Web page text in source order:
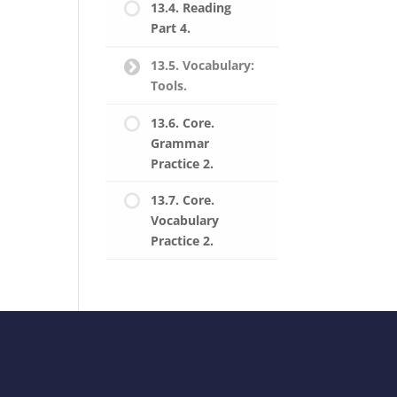
13.4. Reading
Part 4.
13.5. Vocabulary:
Tools.
13.6. Core.
Grammar
Practice 2.
13.7. Core.
Vocabulary
Practice 2.